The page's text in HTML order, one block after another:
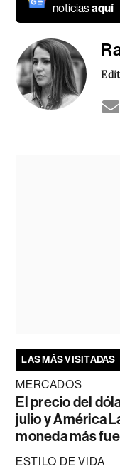
noticiasaquí
LAS MÁS VISITADAS
MERCADOS
El precio del
julio y América
moneda más
ESTILO DE VIDA